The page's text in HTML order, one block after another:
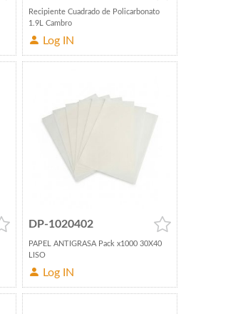
Recipiente Cuadrado de Policarbonato
1.9L Cambro
Log IN
DP-1020402
PAPEL ANTIGRASA Pack x1000 30X40
LISO
Log IN